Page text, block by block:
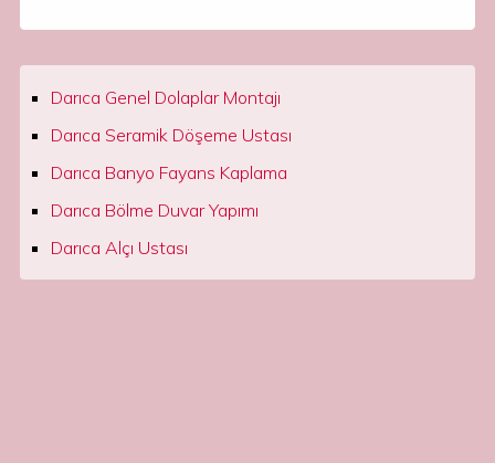
Darıca Genel Dolaplar Montajı
Darıca Seramik Döşeme Ustası
Darıca Banyo Fayans Kaplama
Darıca Bölme Duvar Yapımı
Darıca Alçı Ustası